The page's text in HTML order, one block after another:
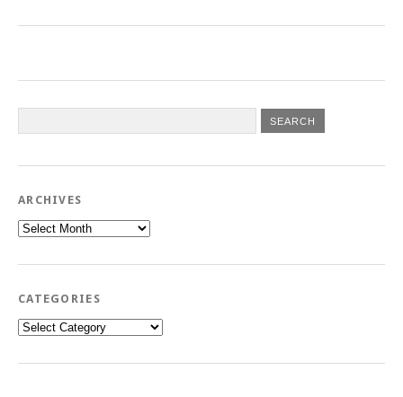
ARCHIVES
Archives
CATEGORIES
Categories